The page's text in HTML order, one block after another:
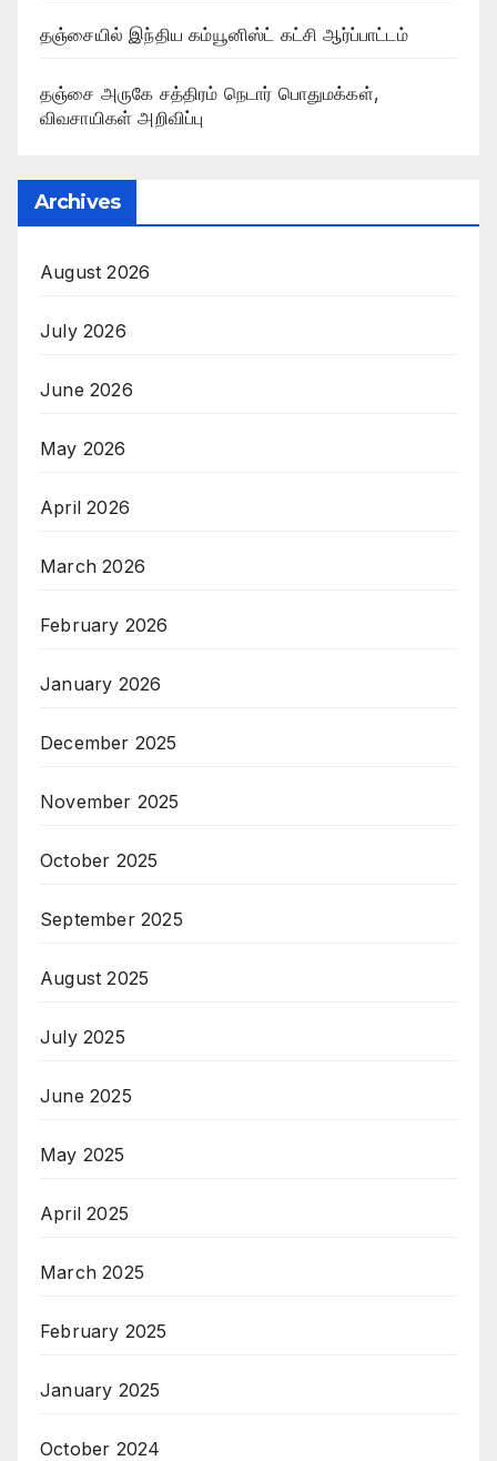
தஞ்சையில் இந்திய கம்யூனிஸ்ட் கட்சி ஆர்ப்பாட்டம்
தஞ்சை அருகே சத்திரம் நெடார் பொதுமக்கள்,
விவசாயிகள் அறிவிப்பு
Archives
August 2026
July 2026
June 2026
May 2026
April 2026
March 2026
February 2026
January 2026
December 2025
November 2025
October 2025
September 2025
August 2025
July 2025
June 2025
May 2025
April 2025
March 2025
February 2025
January 2025
October 2024